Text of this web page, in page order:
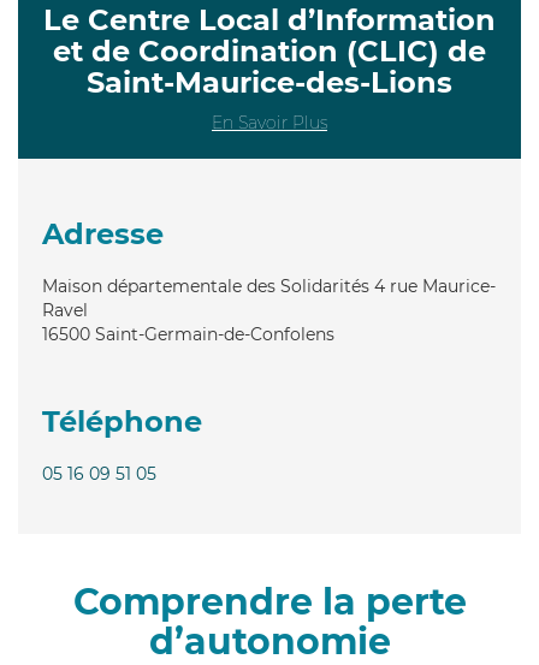
Le Centre Local d’Information
et de Coordination (CLIC) de
Saint-Maurice-des-Lions
En Savoir Plus
Adresse
Maison départementale des Solidarités 4 rue Maurice-
Ravel
16500 Saint-Germain-de-Confolens
Téléphone
05 16 09 51 05
Comprendre la perte
d’autonomie